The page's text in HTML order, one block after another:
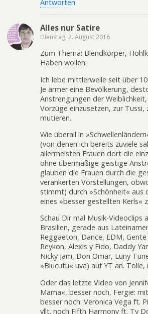
Antworten
Alles nur Satire
Dienstag, 2. August 2016
Zum Thema: Blendkörper,
Haben wollen:
Ich lebe mittlerweile seit über
Je ärmer eine Bevölkerung,
Anstrengungen der
Vorzüge einzusetzen, zur Tussi,
mutieren.
Wie überall in
(von denen ich bereits zuviele
allermeisten Frauen dort die
ohne übermäßige geistige
glauben die Frauen durch die
verankerten Vorstellungen,
stimmt) durch »Schönheit« aus
eines »besser gestellten Kerls«
Schau Dir mal Musik-Videoclips
Brasilien, gerade aus
Reggaeton, Dance, EDM,
Reykon, Alexis y Fido, Daddy
Nicky Jam, Don Omar, Luny
»Blucutu« uva) auf YT an. Tolle,
Oder das letzte Video von
Mama«, besser noch, Fergie:
besser noch: Veronica Vega ft.
vllt. noch Fifth Harmony ft. Ty